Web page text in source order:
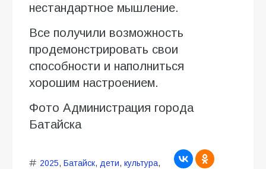
нестандартное мышление.
Все получили возможность
продемонстрировать свои
способности и наполниться
хорошим настроением.
Фото Администрация города
Батайска
2025, Батайск, дети, культура,